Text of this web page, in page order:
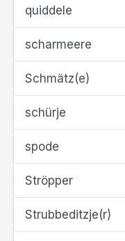
quiddele
scharmeere
Schmätz(e)
schürje
spode
Ströpper
Strubbeditzje(r)